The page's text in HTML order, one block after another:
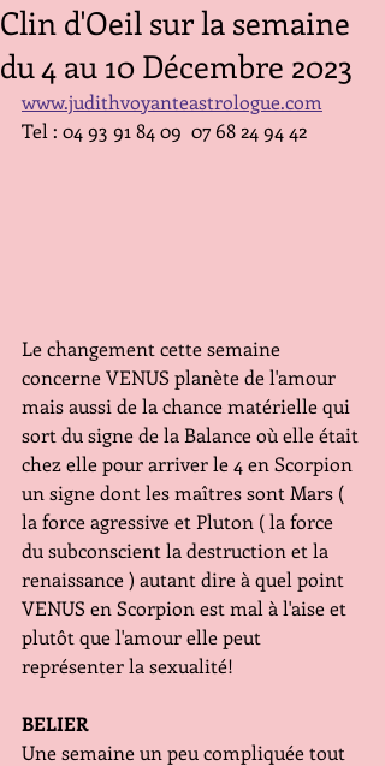
Clin d'Oeil sur la semaine
du 4 au 10 Décembre 2023
www.judithvoyanteastrologue.com
Tel : 04 93 91 84 09  07 68 24 94 42
Le changement cette semaine
concerne VENUS planète de l'amour
mais aussi de la chance matérielle qui
sort du signe de la Balance où elle était
chez elle pour arriver le 4 en Scorpion
un signe dont les maîtres sont Mars (
la force agressive et Pluton ( la force
du subconscient la destruction et la
renaissance ) autant dire à quel point
VENUS en Scorpion est mal à l'aise et
plutôt que l'amour elle peut
représenter la sexualité!
BELIER
Une semaine un peu compliquée tout